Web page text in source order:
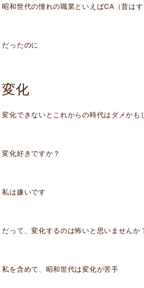
昭和世代の憧れの職業といえばCA（昔はす
だったのに
変化
変化できないとこれからの時代はダメかも
変化好きですか？
私は嫌いです
だって、変化するのは怖いと思いませんか
私を含めて、昭和世代は変化が苦手